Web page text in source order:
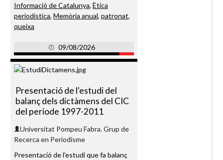
Informació de Catalunya, Ètica
periodística, Memòria anual, patronat,
queixa
09/08/2026
Presentació de l'estudi del
balanç dels dictàmens del CIC
del període 1997-2011
Universitat Pompeu Fabra. Grup de
Recerca en Periodisme
Presentació de l'estudi que fa balanç